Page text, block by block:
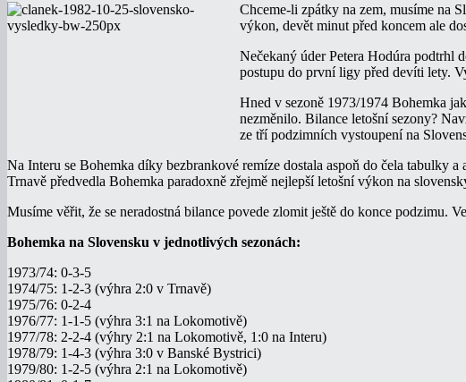
Chceme-li zpátky na zem, musíme na
výkon, devět minut před koncem ale
Nečekaný úder Petera Hodúra podtrhl
postupu do první ligy před devíti lety.
Hned v sezoně 1973/1974 Bohemka
nezměnilo. Bilance letošní sezony?
ze tří podzimních vystoupení na
Na Interu se Bohemka díky bezbrankové remíze dostala aspoň do čela tabulky
Trnavě předvedla Bohemka paradoxně zřejmě nejlepší letošní výkon na
Musíme věřit, že se neradostná bilance povede zlomit ještě do konce podzimu.
Bohemka na Slovensku v jednotlivých sezonách:
1973/74: 0-3-5
1974/75: 1-2-3 (výhra 2:0 v Trnavě)
1975/76: 0-2-4
1976/77: 1-1-5 (výhra 3:1 na Lokomotivě)
1977/78: 2-2-4 (výhry 2:1 na Lokomotivě, 1:0 na Interu)
1978/79: 1-4-3 (výhra 3:0 v Banské Bystrici)
1979/80: 1-2-5 (výhra 2:1 na Lokomotivě)